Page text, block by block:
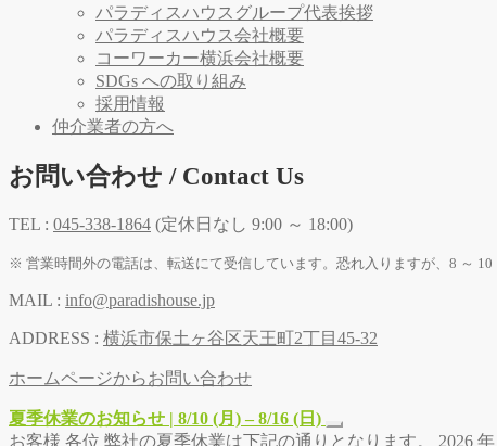
パラディスハウスグループ代表挨拶
パラディスハウス会社概要
コーワーカー横浜会社概要
SDGs への取り組み
採用情報
仲介業者の方へ
お問い合わせ / Contact Us
TEL : 045-338-1864 (定休日なし 9:00 ～ 18:00)
※ 営業時間外の電話は、転送にて受信しています。恐れ入りますが、8 ～ 10
MAIL : info@paradishouse.jp
ADDRESS : 横浜市保土ヶ谷区天王町2丁目45-32
ホームページからお問い合わせ
夏季休業のお知らせ | 8/10 (月) – 8/16 (日)
お客様 各位 弊社の夏季休業は下記の通りとなります。 2026